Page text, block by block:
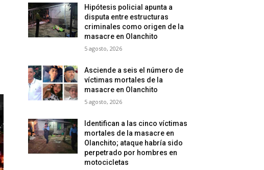
Hipótesis policial apunta a
disputa entre estructuras
criminales como origen de la
masacre en Olanchito
5 agosto, 2026
Asciende a seis el número de
víctimas mortales de la
masacre en Olanchito
5 agosto, 2026
Identifican a las cinco víctimas
mortales de la masacre en
Olanchito; ataque habría sido
perpetrado por hombres en
motocicletas